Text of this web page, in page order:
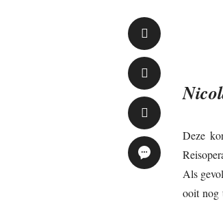
Deze
Als
ooit nog